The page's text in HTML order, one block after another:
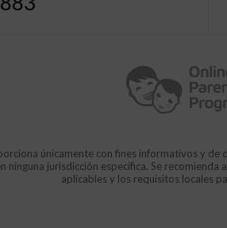
únicamente con fines informativos y
jurisdicción específica. Se
aplicables y los requisitos locales